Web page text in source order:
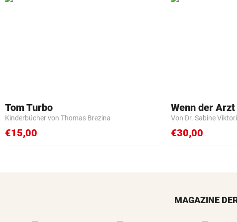
Tom Turbo
Kinderbücher von Thomas Brezina
€15,00
Wenn der
Von Dr. Sabine
€30,00
MAGAZINE